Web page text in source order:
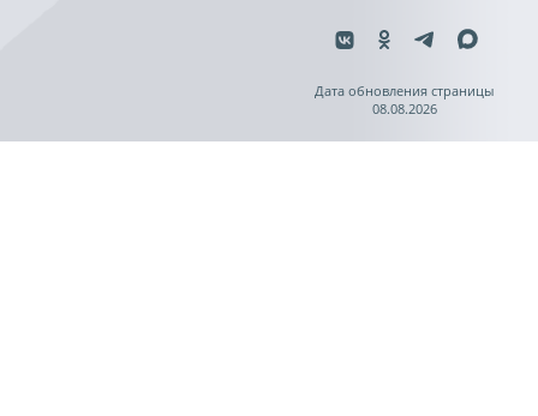
Дата обновления страницы
08.08.2026